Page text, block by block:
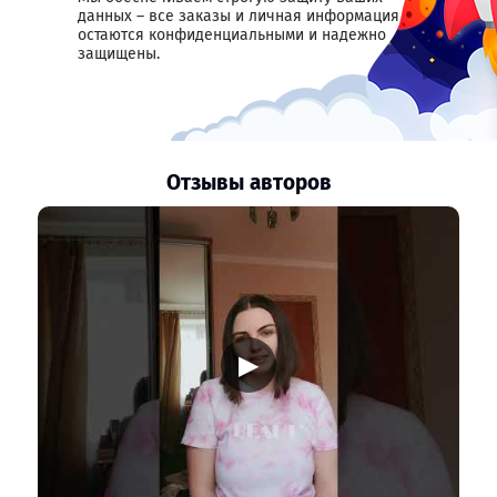
данных – все заказы и личная информация
остаются конфиденциальными и надежно
защищены.
Отзывы авторов
▶